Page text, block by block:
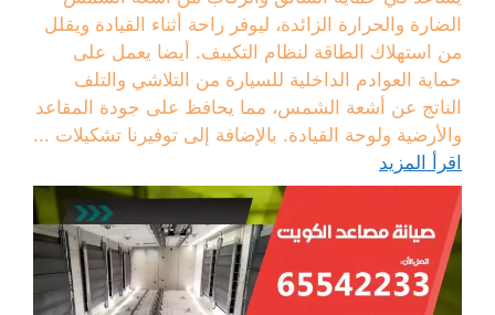
الضارة والحرارة الزائدة، ليوفر راحة أثناء القيادة ويقلل
من استهلاك الطاقة لنظام التكييف. أيضا يعمل على
حماية العوادم الداخلية للسيارة من التلاشي والتلف
الناتج عن أشعة الشمس، مما يحافظ على جودة المقاعد
والأرضية ولوحة القيادة. بالإضافة إلى توفيرنا تشكيلات ...
اقرأ المزيد